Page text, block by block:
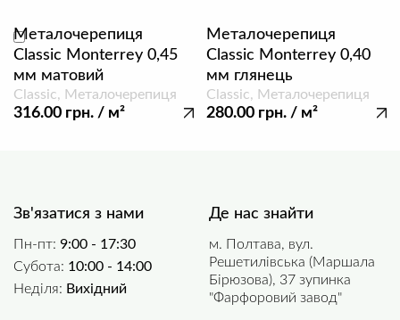
Зберегти моє ім'я, e-mail, та адресу сайту в цьому браузері для моїх
подальших коментарів.
Металочерепиця
Classic Monterrey 0,45
мм матовий
Classic, Металочерепиця
316.00 грн. / м²
Металочерепиця
Classic Monterrey 0,40
мм глянець
Classic, Металочерепиця
280.00 грн. / м²
Зв'язатися з нами
Пн-пт: 9:00 - 17:30
Субота: 10:00 - 14:00
Неділя: Вихідний
Де нас знайти
м. Полтава, вул.
Решетилівська (Маршала
Бірюзова), 37 зупинка
"Фарфоровий завод"